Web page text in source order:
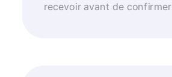
recevoir avant de confirmer